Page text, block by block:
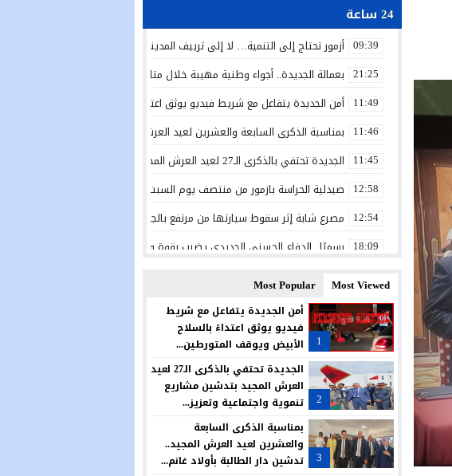
24 ساعة
09:39 أزمور تحتاج إلى التنمية… لا إلى ترييف المدينة!
21:25 بعمالة الجديدة.. أجواء وطنية مهيبة خلال متابعة الخطاب الملكي السامي بمناسبة الذكرى الـ27
11:49 أمن الجديدة يتفاعل مع شريط فيديو يوثق اعتداءً بالسلاح الأبيض ويوقف
11:46 بمناسبة الذكرى السابعة والعشرين لعيد العرش المجيد.. تدشين دار الطالبة
11:45 الجديدة تحتفي بالذكرى الـ27 لعيد العرش المجيد بتدشين مشاريع تنموية واجتماعية وتعزيز مبادرات الإدماج
12:58 صيدلية الحراسة بازمور من منتصف يوم السبت 25يوليوز الى غاية منتصف يوم السبت 1 غشت 2026
12:54 مصرع شابة إثر سقوط سيارتها من مرتفع بالجرف الأصفر
18:09 رسميًا.. الدفاع الحسني الجديدي يضرب بقوة ويتعاقد مع البرتغالي ريكاردو شيو
11:32 المديرية الإقليمية بالجديدة تحتفي بالتميز في حفل سنوي لتكريم المتفوقين
20:01 الكلاب الضالة تؤرق ساكنة حي الوفاق بأزمور.. مطالب بتدخل عاجل وحل جذري
12:57 مجلس آزمور يصادق بالإجماع على تمديد عقد تدبير قطاع النظافة.. ودعوات
23:11 المغرب يواصل رفع راية العرب وإفريقيا عاليًا في الولايات المتحدة الأمريكية
23:07 في عملية مباغتة.. مفوضية شرطة أزمور تفكك بؤرة لترويج المخدرات وتحجز
08:58 قريبا افتتاح مركز جديد للدرك الملكي بسيدي علي بن حمدوش… خطوة تعزز
Most Viewed
Most Popular
1
أمن الجديدة يتفاعل مع شريط
فيديو يوثق اعتداءً بالسلاح
الأبيض ويوقف المتورطين...
2
الجديدة تحتفي بالذكرى الـ27 لعيد
العرش المجيد بتدشين مشاريع
تنموية واجتماعية وتعزيز...
3
بمناسبة الذكرى السابعة
والعشرين لعيد العرش المجيد..
تدشين دار الطالبة بأولاد غانم...